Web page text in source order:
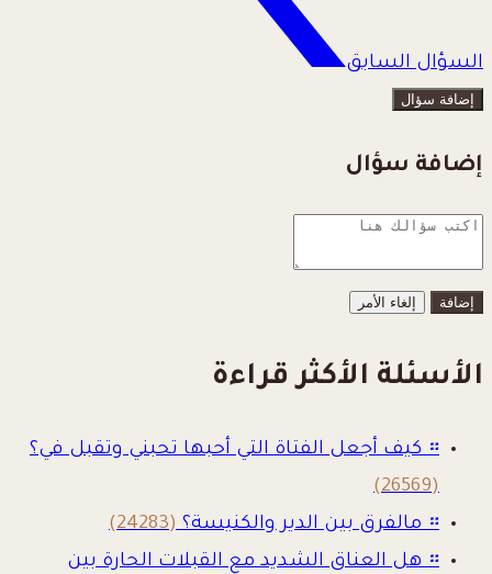
السؤال السابق
إضافة سؤال
إضافة سؤال
إلغاء الأمر
الأسئلة الأكثر قراءة
። كيف أجعل الفتاة التي أحبها تحبني وتقبل في؟
(26569)
። مالفرق بين الدير والكنيسة؟(24283)
። هل العناق الشديد مع القبلات الحارة بين